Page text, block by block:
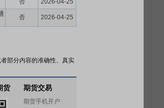
否 2026-04-25
否 2026-04-25
部分内容的准确性、真实
货 期货交易
期货手机开户